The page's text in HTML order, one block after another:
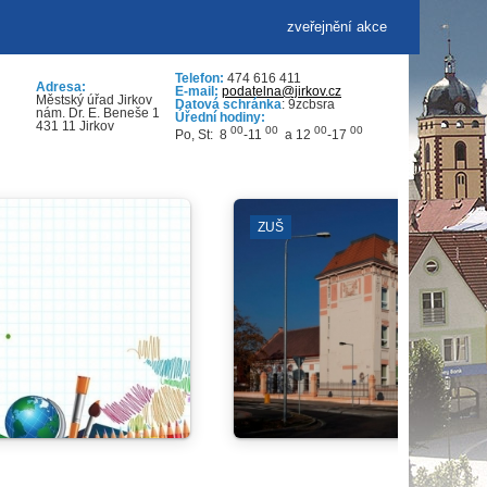
zveřejnění akce
Adresa:
Městský úřad Jirkov
nám. Dr. E. Beneše 1
431 11 Jirkov
Telefon: 474 616 411
E-mail: podatelna@jirkov.cz
Datová schránka: 9zcbsra
Úřední hodiny:
Po, St: 8 00-11 00 a 12 00-17 00
VENKOVNÍ PROSTRANSTVÍ